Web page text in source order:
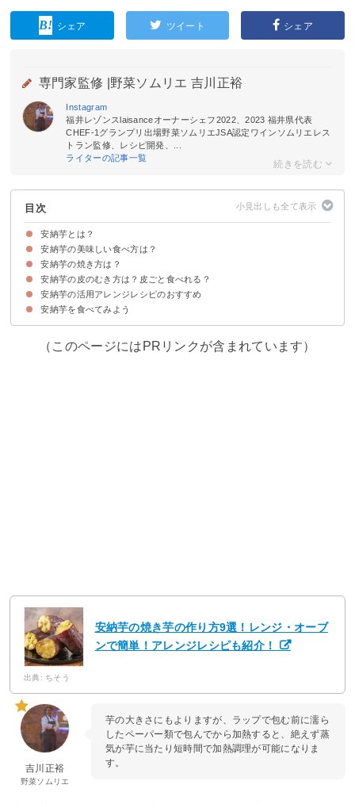
シェア ツイート シェア
専門家監修 | 野菜ソムリエ 吉川正裕
Instagram
福井レゾンスlaisanceオーナーシェフ2022、2023 福井県代表
CHEF-1グランプリ出場野菜ソムリエJSA認定ワインソムリエレス
トラン監修、レシピ開発、...
ライターの記事一覧
目次
安納芋とは？
安納芋の旬の時期
安納芋の味
安納芋の種類・品種
安納芋の美味しい食べ方は？
①焼き芋にして食べる
②蒸して食べる
③煮て食べる
安納芋の焼き方は？
①電子レンジを使う方法
②オーブントースタを使う方法
③グリルを使う方法
安納芋の皮のむき方は？皮ごと食べれる？
安納芋の皮むきのやり方
安納芋の皮は薄く栄養豊富で食べられる
安納芋の活用アレンジレシピのおすすめ
①安納芋のスイートポテト
②安納芋で大学芋
③安納芋のポテトサラダ
④安納芋のケーキ
⑤安納芋のカレー
⑥安納芋のポタージュスープ
⑦安納芋の肉じゃが
安納芋を食べてみよう
（このページにはPRリンクが含まれています）
安納芋の焼き芋の作り方9選！レンジ・オーブ
ンで簡単！アレンジレシピも紹介！
出典: ちそう
吉川正裕
野菜ソムリエ
芋の大きさにもよりますが、ラップで包む前に濡ら
したペーパー類で包んでから加熱すると、絶えず蒸
気が芋に当たり短時間で加熱調理が可能になりま
す。